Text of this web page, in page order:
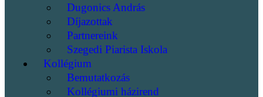
Dugonics András
Díjazottak
Partnereink
Szegedi Piarista Iskola
Kollégium
Bemutatkozás
Kollégiumi házirend